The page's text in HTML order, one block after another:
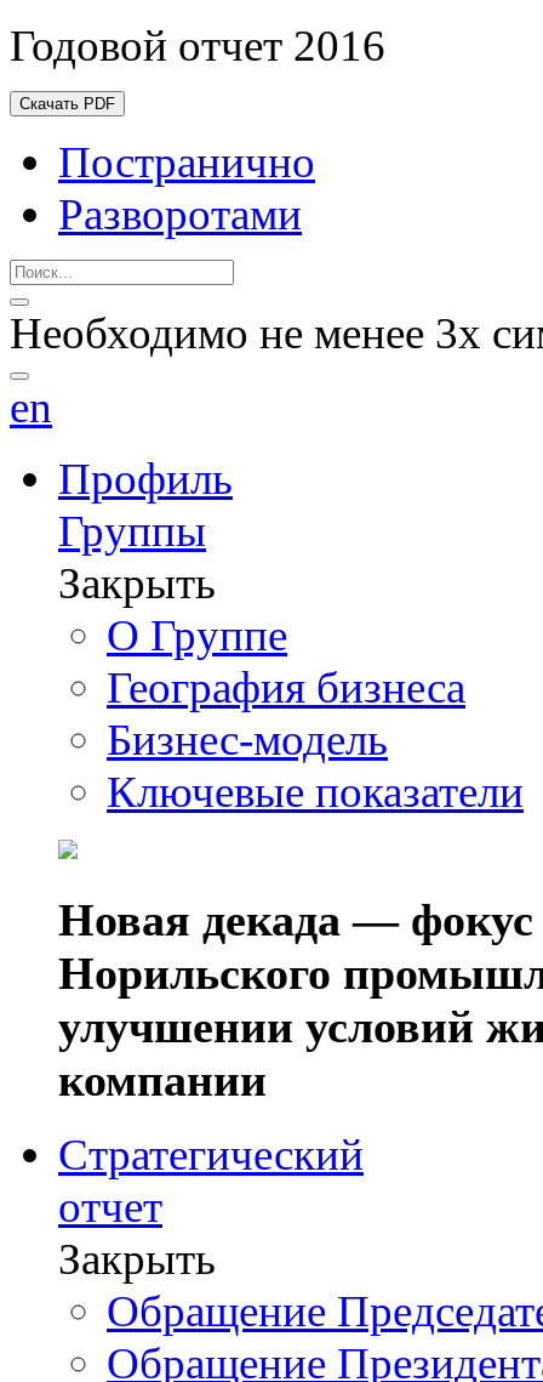
Годовой отчет 2016
Скачать PDF
Постранично
Разворотами
Необходимо не менее 3х
en
Профиль
Группы
Закрыть
О Группе
География бизнеса
Бизнес-модель
Ключевые показатели
Новая декада — фокус
Норильского
улучшении условий
компании
Стратегический
отчет
Закрыть
Обращение
Обращение